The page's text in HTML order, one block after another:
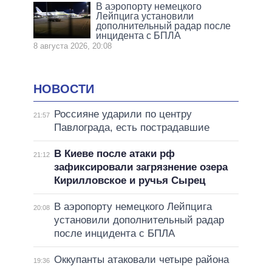
В аэропорту немецкого
Лейпцига установили
дополнительный радар после
инцидента с БПЛА
8 августа 2026, 20:08
НОВОСТИ
21:57
Россияне ударили по центру
Павлограда, есть пострадавшие
21:12
В Киеве после атаки рф
зафиксировали загрязнение озера
Кирилловское и ручья Сырец
20:08
В аэропорту немецкого Лейпцига
установили дополнительный радар
после инцидента с БПЛА
19:36 Оккупанты атаковали четыре района